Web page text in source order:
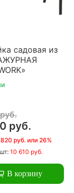
садовая из
руб.
руб. или 26%
10 610 руб.
В корзину